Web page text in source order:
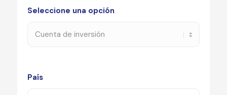
Seleccione una opción
País